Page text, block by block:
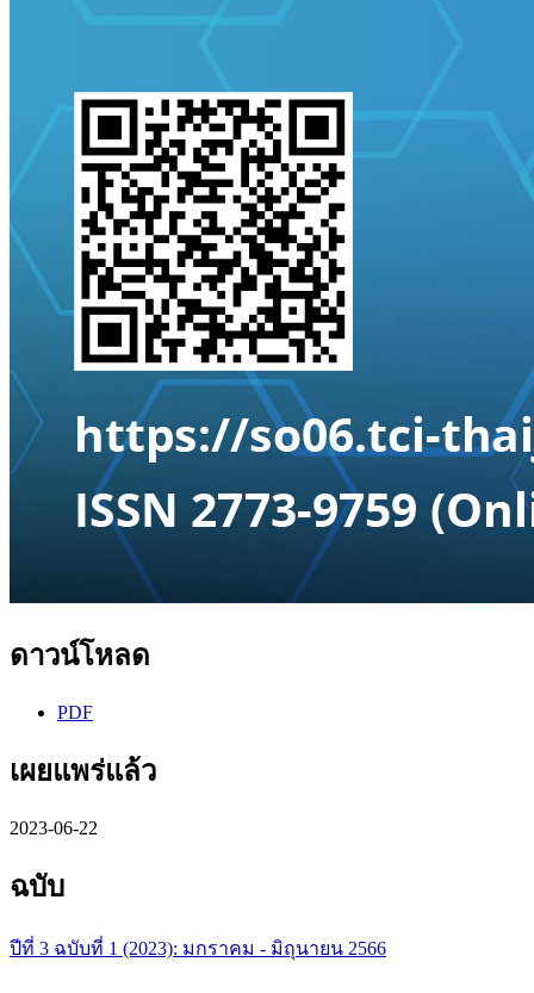
ดาวน์โหลด
PDF
เผยแพร่แล้ว
2023-06-22
ฉบับ
ปีที่ 3 ฉบับที่ 1 (2023): มกราคม - มิถุนายน 2566